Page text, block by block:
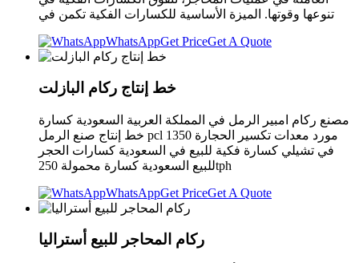
تنوعها وقوتها. الميزة الأساسية للكسارات الفكية تكمن في
WhatsAppGet PriceGet A Quote
خط إنتاج ركام البازلت
مصنع ركام امبير الرمل في المملكة العربية السعودية كسارة
خط إنتاج صنع الرمل pcl 1350 مورد معدات تكسير الحجارة
في تشيلي كسارة فكية للبيع في السعودية كسارات الحجر
للبيع السعودية كسارة محمولة 250tph
WhatsAppGet PriceGet A Quote
ركام المحاجر للبيع أستراليا